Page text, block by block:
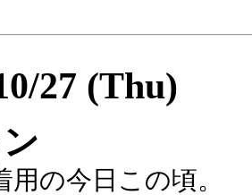
27 (Thu)
用の今日この頃。